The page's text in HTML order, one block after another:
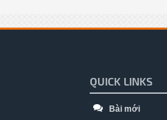
QUICK LINKS
Bài mới